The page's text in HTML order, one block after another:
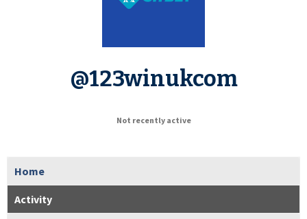
@123winukcom
Not recently active
Home
Activity